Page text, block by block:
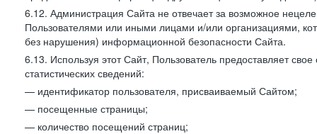
6.12. Администрация Сайта не отвечает за возможное
Пользователями или иными лицами и/или организациями,
без нарушения) информационной безопасности Сайта.
6.13. Используя этот Сайт, Пользователь предоставляет
статистических сведений:
— идентификатор пользователя, присваиваемый Сайтом;
— посещенные страницы;
— количество посещений страниц;